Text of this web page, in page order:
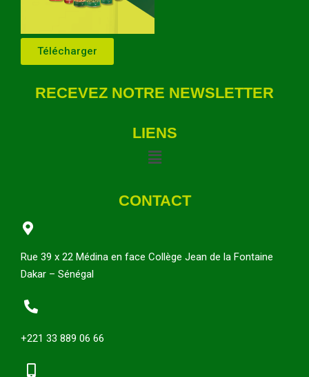
CONTACT
Rue 39 x 22 Médina en face Collège Jean de la Fontaine
Dakar – Sénégal
+221 33 889 06 66
LIENS
RECEVEZ NOTRE NEWSLETTER
Télécharger